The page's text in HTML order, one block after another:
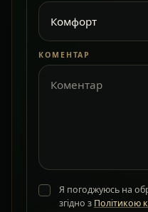
КОМЕНТАР
Я погоджуюсь на
згідно з Політикою